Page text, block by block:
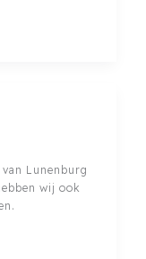
Lunenburg
wij ook